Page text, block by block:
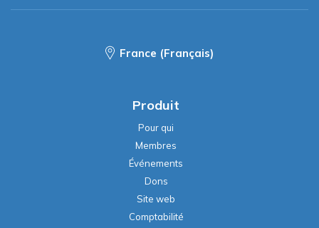
France (Français)
Produit
Pour qui
Membres
Événements
Dons
Site web
Comptabilité